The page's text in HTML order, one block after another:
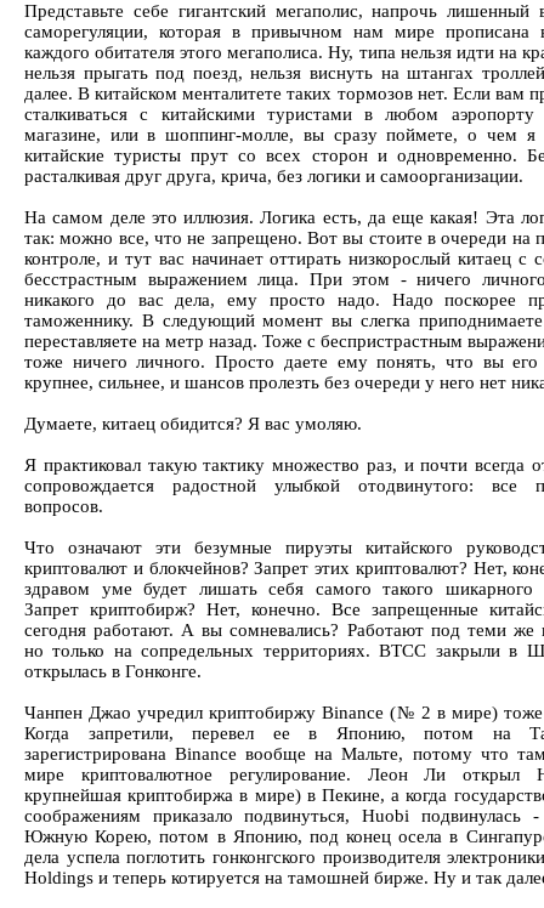
Представьте себе гигантский мегаполис, напрочь лишенный
саморегуляции, которая в привычном нам мире прописана
каждого обитателя этого мегаполиса. Ну, типа нельзя идти на
нельзя прыгать под поезд, нельзя виснуть на штангах
далее. В китайском менталитете таких тормозов нет. Если вам
сталкиваться с китайскими туристами в любом
магазине, или в шоппинг-молле, вы сразу поймете, о чем я
китайские туристы прут со всех сторон и одновременно.
расталкивая друг друга, крича, без логики и самоорганизации.
На самом деле это иллюзия. Логика есть, да еще какая! Эта
так: можно все, что не запрещено. Вот вы стоите в очереди на
контроле, и тут вас начинает оттирать низкорослый китаец с
бесстрастным выражением лица. При этом - ничего
никакого до вас дела, ему просто надо. Надо поскорее
таможеннику. В следующий момент вы слегка
переставляете на метр назад. Тоже с беспристрастным
тоже ничего личного. Просто даете ему понять, что вы его
крупнее, сильнее, и шансов пролезть без очереди у него нет
Думаете, китаец обидится? Я вас умоляю.
Я практиковал такую тактику множество раз, и почти всегда
сопровождается радостной улыбкой отодвинутого: все
вопросов.
Что означают эти безумные пируэты китайского
криптовалют и блокчейнов? Запрет этих криптовалют? Нет,
здравом уме будет лишать себя самого такого шикарного
Запрет криптобирж? Нет, конечно. Все запрещенные
сегодня работают. А вы сомневались? Работают под теми же
но только на сопредельных территориях. BTCC закрыли в
открылась в Гонконге.
Чанпен Джао учредил криптобиржу Binance (№ 2 в мире)
Когда запретили, перевел ее в Японию, потом на
зарегистрирована Binance вообще на Мальте, потому что
мире криптовалютное регулирование. Леон Ли открыл
крупнейшая криптобиржа в мире) в Пекине, а когда
соображениям приказало подвинуться, Huobi подвинулась
Южную Корею, потом в Японию, под конец осела в
дела успела поглотить гонконгского производителя
Holdings и теперь котируется на тамошней бирже. Ну и так